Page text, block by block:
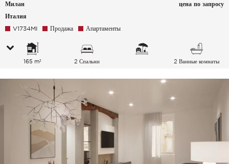
Милан
Италия
цена по запросу
V1734MI Продажа Апартаменты
165 m² 2 Спальни 2 Ванные комнаты